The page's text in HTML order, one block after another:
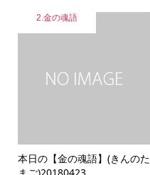
2.金の魂語
本日の【金の魂語】(きんのた